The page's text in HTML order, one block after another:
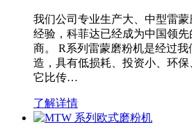
我们公司专业生产大、中型雷
经验，科菲达已经成为中国领
商。 R系列雷蒙磨粉机是经过
造，具有低损耗、投资小、环保
它比传…
了解详情